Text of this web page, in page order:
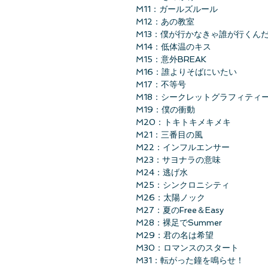
M11：ガールズルール
M12：あの教室
M13：僕が行かなきゃ誰が行くん
M14：低体温のキス
M15：意外BREAK
M16：誰よりそばにいたい
M17：不等号
M18：シークレットグラフィティ
M19：僕の衝動
M20：トキトキメキメキ
M21：三番目の風
M22：インフルエンサー
M23：サヨナラの意味
M24：逃げ水
M25：シンクロニシティ
M26：太陽ノック
M27：夏のFree＆Easy
M28：裸足でSummer
M29：君の名は希望
M30：ロマンスのスタート
M31：転がった鐘を鳴らせ！